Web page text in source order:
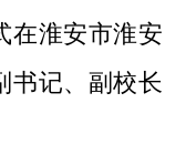
在淮安市淮安
书记、副校长